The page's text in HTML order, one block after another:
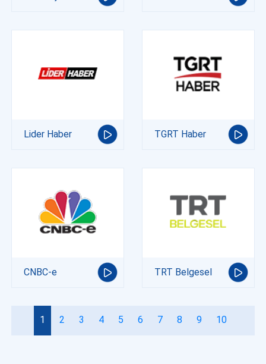
Lider Haber TGRT Haber
CNBC-e TRT Belgesel
1 2 3 4 5 6 7 8 9 10